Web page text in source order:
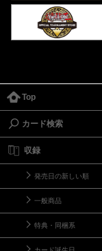
Top
カード検索
収録
発売日の新しい順
一般商品
特典・同梱系